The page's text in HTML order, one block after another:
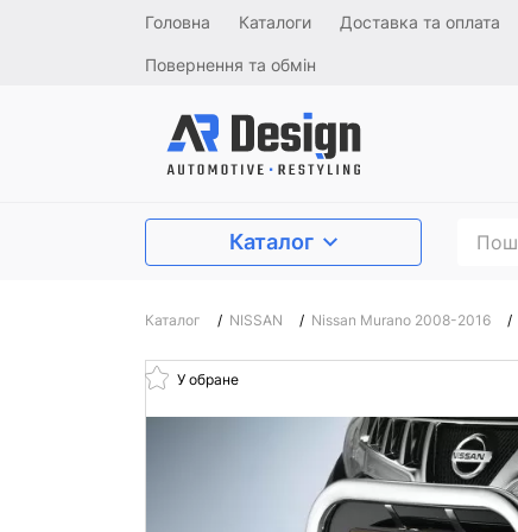
Головна Каталоги Доставка та оплата
Повернення та обмін
Каталог
Каталог / NISSAN / Nissan Murano 2008-2016 /
У обране